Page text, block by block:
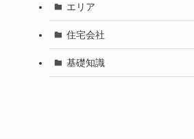
エリア
住宅会社
基礎知識